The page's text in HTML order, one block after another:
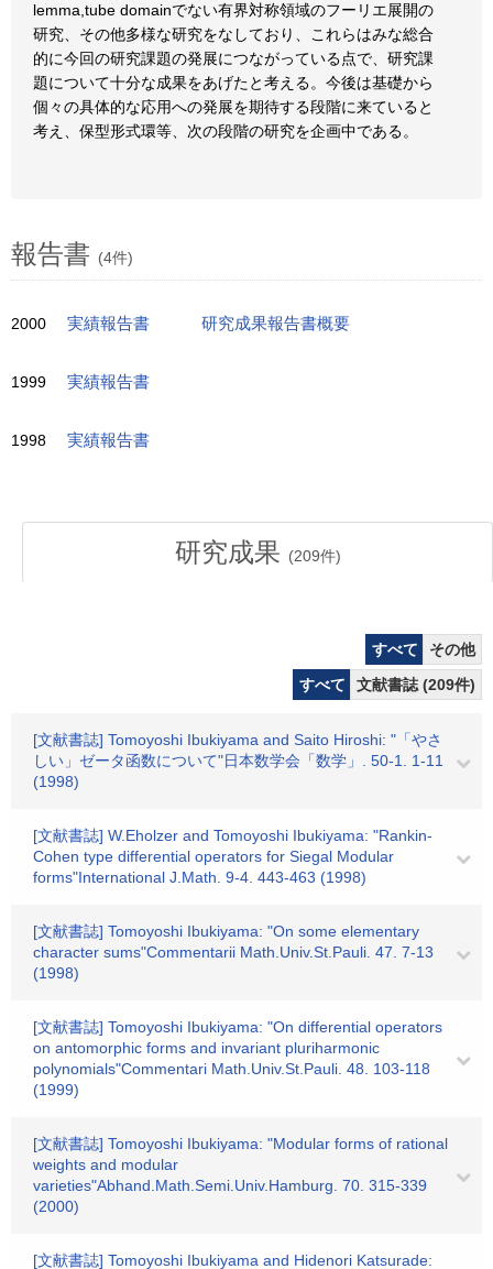
lemma,tube domainでない有界対称領域のフーリエ展開の
研究、その他多様な研究をなしており、これらはみな総合
的に今回の研究課題の発展につながっている点で、研究課
題について十分な成果をあげたと考える。今後は基礎から
個々の具体的な応用への発展を期待する段階に来ていると
考え、保型形式環等、次の段階の研究を企画中である。
報告書 (4件)
2000 実績報告書 研究成果報告書概要
1999 実績報告書
1998 実績報告書
研究成果 (209件)
すべて
その他
すべて
文献書誌 (209件)
[文献書誌] Tomoyoshi Ibukiyama and Saito Hiroshi: "「やさ
しい」ゼータ函数について"日本数学会「数学」. 50-1. 1-11
(1998)
[文献書誌] W.Eholzer and Tomoyoshi Ibukiyama: "Rankin-
Cohen type differential operators for Siegal Modular
forms"International J.Math. 9-4. 443-463 (1998)
[文献書誌] Tomoyoshi Ibukiyama: "On some elementary
character sums"Commentarii Math.Univ.St.Pauli. 47. 7-13
(1998)
[文献書誌] Tomoyoshi Ibukiyama: "On differential operators
on antomorphic forms and invariant pluriharmonic
polynomials"Commentari Math.Univ.St.Pauli. 48. 103-118
(1999)
[文献書誌] Tomoyoshi Ibukiyama: "Modular forms of rational
weights and modular
varieties"Abhand.Math.Semi.Univ.Hamburg. 70. 315-339
(2000)
[文献書誌] Tomoyoshi Ibukiyama and Hidenori Katsurade: